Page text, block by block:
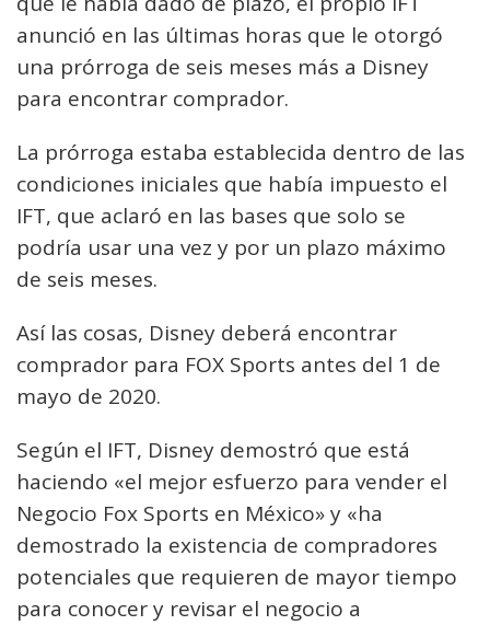
anunció en las últimas horas que le otorgó
una prórroga de seis meses más a Disney
para encontrar comprador.
La prórroga estaba establecida dentro de las
condiciones iniciales que había impuesto el
IFT, que aclaró en las bases que solo se
podría usar una vez y por un plazo máximo
de seis meses.
Así las cosas, Disney deberá encontrar
comprador para FOX Sports antes del 1 de
mayo de 2020.
Según el IFT, Disney demostró que está
haciendo «el mejor esfuerzo para vender el
Negocio Fox Sports en México» y «ha
demostrado la existencia de compradores
potenciales que requieren de mayor tiempo
para conocer y revisar el negocio a